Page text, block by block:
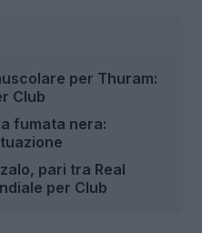
per Thuram:
Club
fumata nera:
pari tra Real
per Club